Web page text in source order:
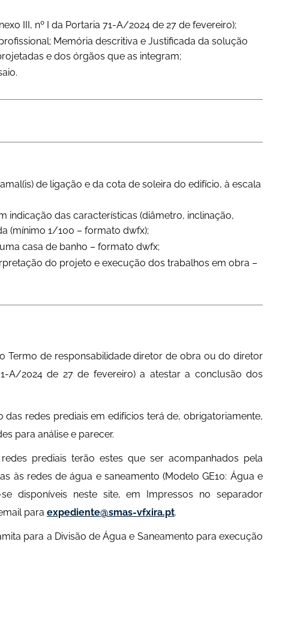
III, nº I da Portaria 71-A/2024 de 27 de fevereiro);
Memória descritiva e Justificada da solução
e dos órgãos que as integram;
de ligação e da cota de soleira do edifício, à escala
indicação das características (diâmetro, inclinação,
(mínimo 1/100 – formato dwfx);
casa de banho – formato dwfx;
do projeto e execução dos trabalhos em obra –
Termo de responsabilidade diretor de obra ou do diretor
A/2024 de 27 de fevereiro) a atestar a conclusão dos
redes prediais em edifícios terá de, obrigatoriamente,
para análise e parecer.
prediais terão estes que ser acompanhados pela
às redes de água e saneamento (Modelo GE10: Água e
disponíveis neste site, em Impressos no separador
para expediente@smas-vfxira.pt.
para a Divisão de Água e Saneamento para execução